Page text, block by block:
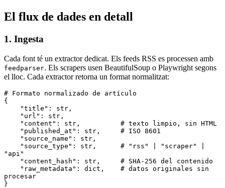
El flux de dades en detall
1. Ingesta
Cada font té un extractor dedicat. Els feeds RSS es processen amb
feedparser. Els scrapers usen BeautifulSoup o Playwright segons
el lloc. Cada extractor retorna un format normalitzat:
# Formato normalizado de artículo
{
    "title"
: str ,
    "url"
: str ,
    "content"
: str ,
          # texto limpio, sin HTML
    "published_at"
: str ,
     # ISO 8601
    "source_name"
: str ,
    "source_type"
: str ,
      # "rss" | "scraper" |
"api"
    "content_hash"
: str ,
     # SHA-256 del contenido
    "raw_metadata"
: dict ,
    # datos originales sin
procesar
}